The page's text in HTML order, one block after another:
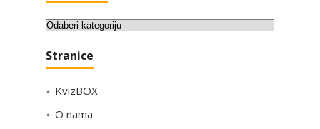
K
t
g
Stranice
KvizBOX
O nama